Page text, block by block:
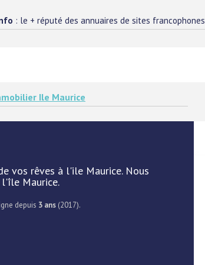
: le + réputé des annuaires de sites francophones
Ile Maurice
vos rêves à l'ile Maurice. Nous
Maurice.
depuis 3 ans (2017).